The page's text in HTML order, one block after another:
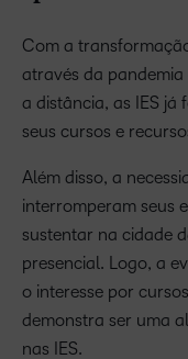
Com a
através da
a distância, as IES
seus cursos e
Além disso, a
interromperam seus
sustentar na cidade
presencial. Logo, a
o interesse por
demonstra ser uma
nas IES.